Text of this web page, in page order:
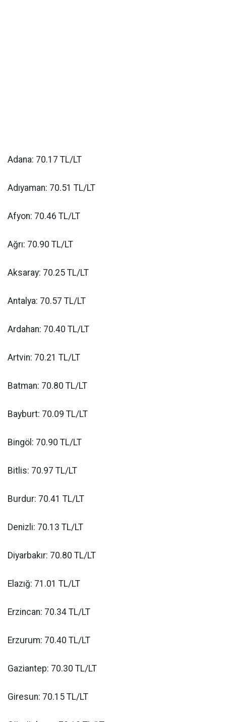
Adana: 70.17 TL/LT
Adıyaman: 70.51 TL/LT
Afyon: 70.46 TL/LT
Ağrı: 70.90 TL/LT
Aksaray: 70.25 TL/LT
Antalya: 70.57 TL/LT
Ardahan: 70.40 TL/LT
Artvin: 70.21 TL/LT
Batman: 70.80 TL/LT
Bayburt: 70.09 TL/LT
Bingöl: 70.90 TL/LT
Bitlis: 70.97 TL/LT
Burdur: 70.41 TL/LT
Denizli: 70.13 TL/LT
Diyarbakır: 70.80 TL/LT
Elazığ: 71.01 TL/LT
Erzincan: 70.34 TL/LT
Erzurum: 70.40 TL/LT
Gaziantep: 70.30 TL/LT
Giresun: 70.15 TL/LT